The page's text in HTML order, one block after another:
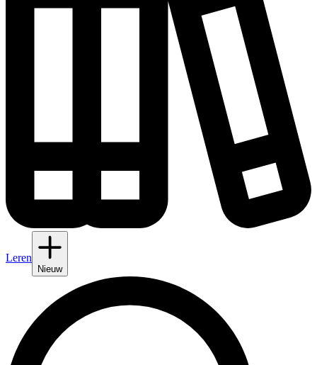
Leren
Nieuw